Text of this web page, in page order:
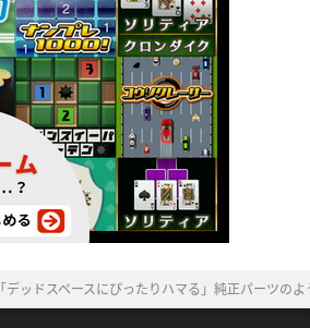
「デッドスペースにぴったりハマる」純正パーツの